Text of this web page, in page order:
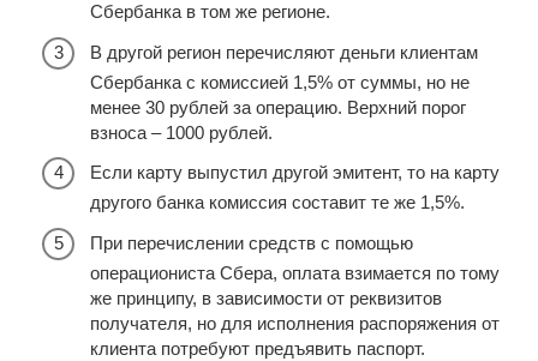
Сбербанка в том же регионе.
В другой регион перечисляют деньги клиентам
Сбербанка с комиссией 1,5% от суммы, но не
менее 30 рублей за операцию. Верхний порог
взноса – 1000 рублей.
Если карту выпустил другой эмитент, то на карту
другого банка комиссия составит те же 1,5%.
При перечислении средств с помощью
операциониста Сбера, оплата взимается по тому
же принципу, в зависимости от реквизитов
получателя, но для исполнения распоряжения от
клиента потребуют предъявить паспорт.